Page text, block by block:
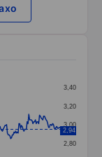
Data 2,80
3,00
3,20
3,40
2,94